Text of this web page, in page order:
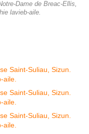
Dame de Breac-Ellis,
lavieb-aile.